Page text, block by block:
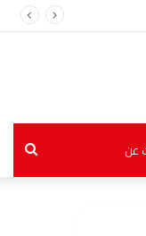
بحث